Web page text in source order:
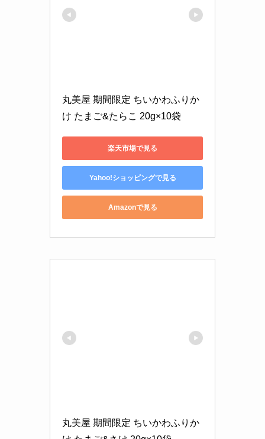
丸美屋 期間限定 ちいかわふりか
け たまご&たらこ 20g×10袋
楽天市場で見る
Yahoo!ショッピングで見る
Amazonで見る
丸美屋 期間限定 ちいかわふりか